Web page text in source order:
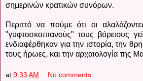
σημερινών κρατικών συνόρων.
Περιττό να πούμε ότι οι
"γυφτοσκοπιανούς" τους βόρειους
ενδιαφέρθηκαν για την ιστορία, την
τους ήρωες, και την αρχαιολογία της
at 9:33 AM No comments: